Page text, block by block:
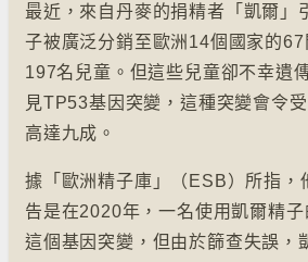
最近，來自丹麥的捐精者「凱爾」
子被廣泛分銷至歐洲14個國家的
197名兒童。但這些兒童卻不幸遺
見TP53基因突變，這種突變會令
高達九成。
據「歐洲精子庫」（ESB）所指，
告是在2020年，一名使用凱爾精
這個基因突變，但由於篩查失誤，